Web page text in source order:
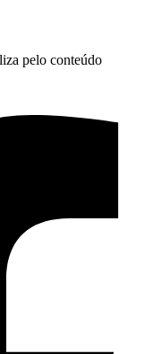
pelo conteúdo